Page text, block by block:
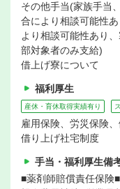
その他手当(家族手当
合により相談可能性
より相談可能性あり
部対象者のみ支給)
借上げ寮について
福利厚生
産休・育休取得実績有り
雇用保険、労災保険
借り上げ社宅制度
手当・福利厚生備
■薬剤師賠償責任保険